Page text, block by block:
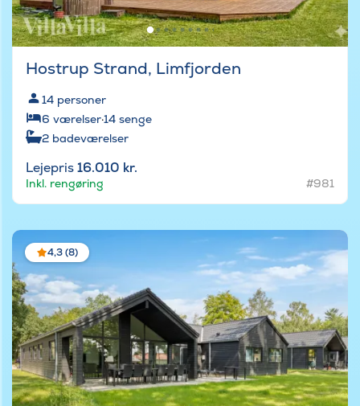
Hostrup Strand, Limfjorden
14 personer
6 værelser·14 senge
2 badeværelser
Lejepris16.010 kr.
Inkl. rengøring #981
4,3 (8)